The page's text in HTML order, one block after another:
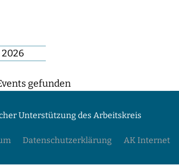
gefunden
Unterstützung des Arbeitskreis
Datenschutzerklärung AK Internet